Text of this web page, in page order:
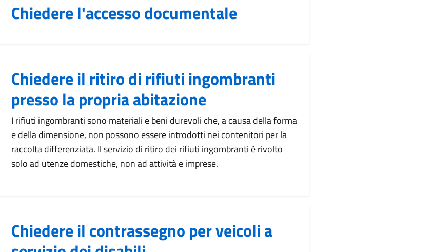
Chiedere l'accesso documentale
Chiedere il ritiro di rifiuti ingombranti
presso la propria abitazione
I rifiuti ingombranti sono materiali e beni durevoli che, a causa della forma
e della dimensione, non possono essere introdotti nei contenitori per la
raccolta differenziata. Il servizio di ritiro dei rifiuti ingombranti è rivolto
solo ad utenze domestiche, non ad attività e imprese.
Chiedere il contrassegno per veicoli a